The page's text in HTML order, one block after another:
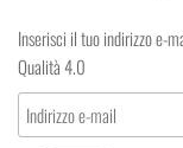
Inserisci il tuo indirizzo e-
Qualità 4.0
Indirizzo
e-